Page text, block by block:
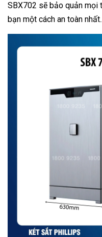
SBX702 sẽ bảo quản mọi
bạn một cách an toàn nhất..